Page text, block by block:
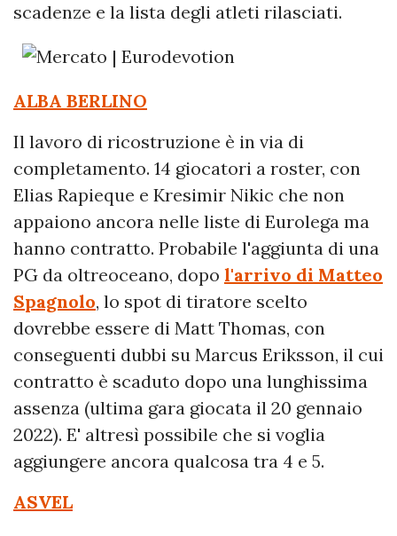
scadenze e la lista degli atleti rilasciati.
ALBA BERLINO
Il lavoro di ricostruzione è in via di
completamento. 14 giocatori a roster, con
Elias Rapieque e Kresimir Nikic che non
appaiono ancora nelle liste di Eurolega ma
hanno contratto. Probabile l'aggiunta di una
PG da oltreoceano, dopo l'arrivo di Matteo
Spagnolo, lo spot di tiratore scelto
dovrebbe essere di Matt Thomas, con
conseguenti dubbi su Marcus Eriksson, il cui
contratto è scaduto dopo una lunghissima
assenza (ultima gara giocata il 20 gennaio
2022). E' altresì possibile che si voglia
aggiungere ancora qualcosa tra 4 e 5.
ASVEL